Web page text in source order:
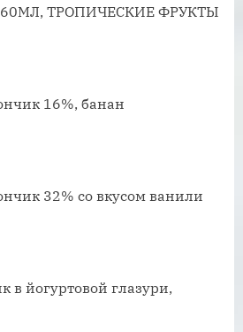
60МЛ, ТРОПИЧЕСКИЕ ФРУКТЫ
16%, банан
32% со вкусом ванили
в йогуртовой глазури,